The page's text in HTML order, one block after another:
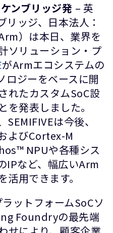
reception]
ンブリッジ発 – 英
ッジ、日本法人：
）は本日、業界を
ソリューション・プ
がArmエコシステムの
ロジーをベースに開
れたカスタムSoC設
を発表しました。
は今後、
よびCortex-M
NPUや各種シス
IPなど、幅広いArm
用できます。
ットフォームSoCソ
Foundryの最先端